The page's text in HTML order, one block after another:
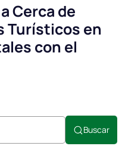
Cerca de
Turísticos en
con el
Buscar